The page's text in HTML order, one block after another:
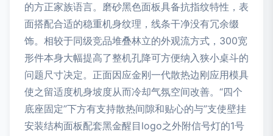
的方正家族语言。磨砂黑色面板具备抗指纹特性，表
面搭配合适的稳重机身纹理，线条干净没有冗余缀
饰。相较于同级竞品堆叠林立的外观流方式，300宽
形件本身大幅提高了整机孔降可方便纳入狭小桌斗的
问题尺寸决定。正面因应金刚一代散热边刚应用模具
使之留适度机身坡度从而冷却气氛空间改善。“四个
底座固定”下方有支持散热间隙和贴心的与”支使壁挂
安装结构面板配套黑金醒目logo之外附信号灯的1号